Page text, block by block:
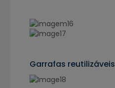
Garrafas reutilizáveis